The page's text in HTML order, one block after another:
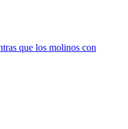
que los molinos con